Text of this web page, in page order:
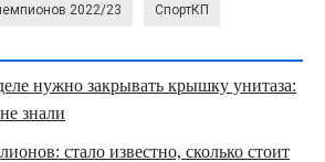
2022/23 СпортКП
нужно закрывать крышку унитаза:
знали
стало известно, сколько стоит